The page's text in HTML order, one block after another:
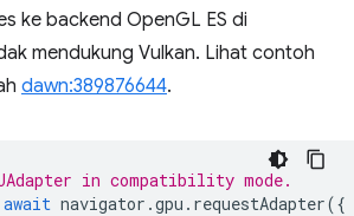
ke backend OpenGL ES di
mendukung Vulkan. Lihat contoh
dawn:389876644.
in compatibility mode.
await navigator .gpu . requestAdapter({